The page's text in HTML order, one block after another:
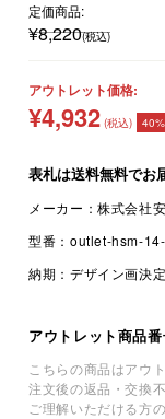
定価商品:
¥8,220(税込)
アウトレット価格:
¥4,932 (税込)
表札は送料無料でお
メーカー：株式会社
型番： outlet-hsm-
納期： デザイン画決
アウトレット商品
こちらの商品はアウ
注文後の返品・交換
ご理解いただける方